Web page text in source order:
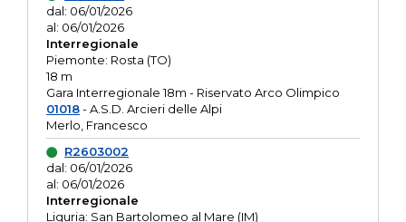
dal: 06/01/2026
al: 06/01/2026
Interregionale
Piemonte: Rosta (TO)
18 m
Gara Interregionale 18m - Riservato Arco Olimpico
01018- A.S.D. Arcieri delle Alpi
Merlo, Francesco
R2603002
dal: 06/01/2026
al: 06/01/2026
Interregionale
Liguria: San Bartolomeo al Mare (IM)